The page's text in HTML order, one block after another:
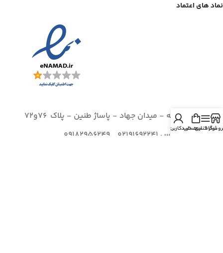
نماد های اعتماد
آدرس: بانه - میدان جهاد - پاساژ طنین - پلاک 76و72
شماره تماس 02191692241 , 09182956249
نوار کناریسبد خرید
حساب کاربری من